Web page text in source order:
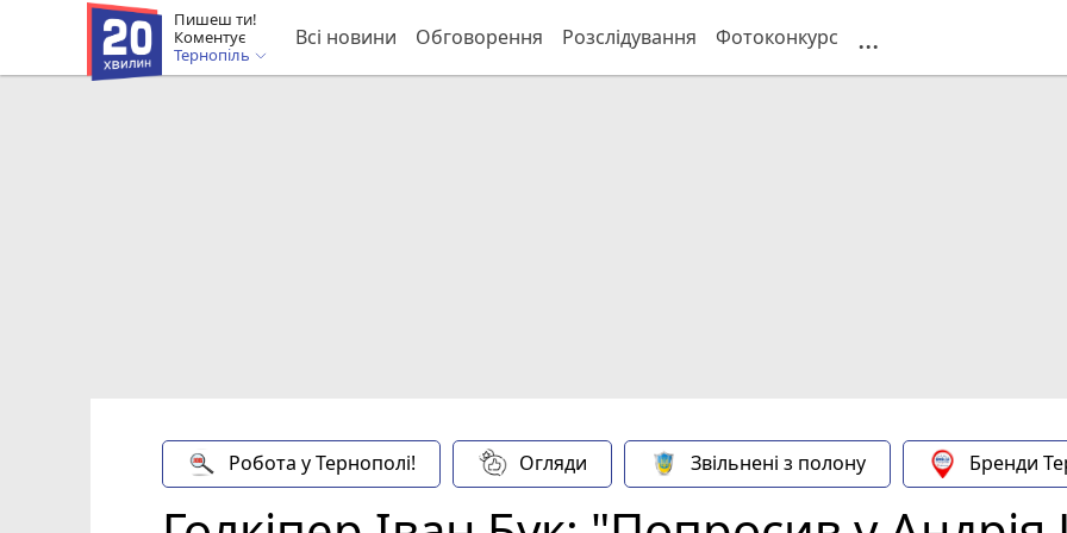
Пишеш ти!
Коментує
Тернопіль
Всі новини Обговорення Розслідування Фотоконкурс ...
Робота у Тернополі! Огляди Звільнені з полону Бренди